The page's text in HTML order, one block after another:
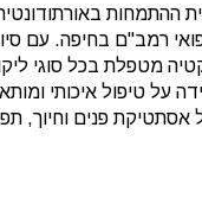
ההתמחות
רמב"ם בחיפה. עם
מטפלת בכל סוגי
על טיפול איכותי
פנים וחיוך,